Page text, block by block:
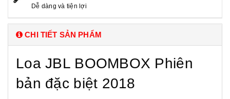
Dễ dàng và tiện lợi
CHI TIẾT SẢN PHẨM
Loa JBL BOOMBOX Phiên
bản đặc biệt 2018